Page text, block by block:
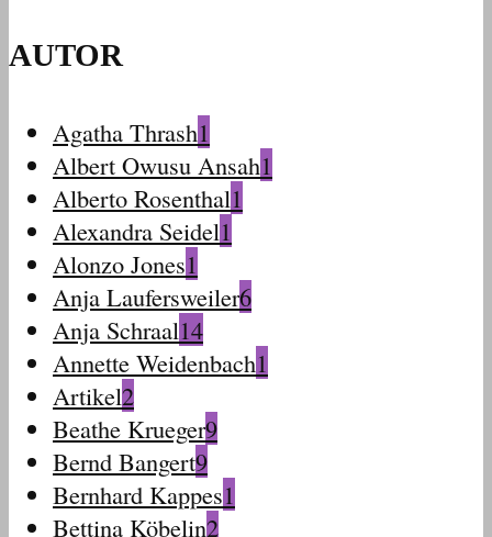
AUTOR
Agatha Thrash1
Albert Owusu Ansah1
Alberto Rosenthal1
Alexandra Seidel1
Alonzo Jones1
Anja Laufersweiler6
Anja Schraal14
Annette Weidenbach1
Artikel2
Beathe Krueger9
Bernd Bangert9
Bernhard Kappes1
Bettina Köbelin2